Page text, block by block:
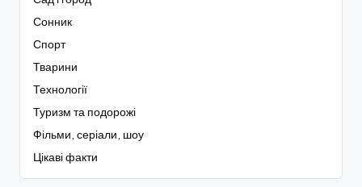
Сонник
Спорт
Тварини
Технології
Туризм та подорожі
Фільми, серіали, шоу
Цікаві факти